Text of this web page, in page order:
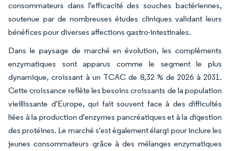
consommateurs dans l'efficacité des souches bactériennes,
soutenue par de nombreuses études cliniques validant leurs
bénéfices pour diverses affections gastro-intestinales.
Dans le paysage de marché en évolution, les compléments
enzymatiques sont apparus comme le segment le plus
dynamique, croissant à un TCAC de 8,32 % de 2026 à 2031.
Cette croissance reflète les besoins croissants de la population
vieillissante d'Europe, qui fait souvent face à des difficultés
liées à la production d'enzymes pancréatiques et à la digestion
des protéines. Le marché s'est également élargi pour inclure les
jeunes consommateurs grâce à des mélanges enzymatiques